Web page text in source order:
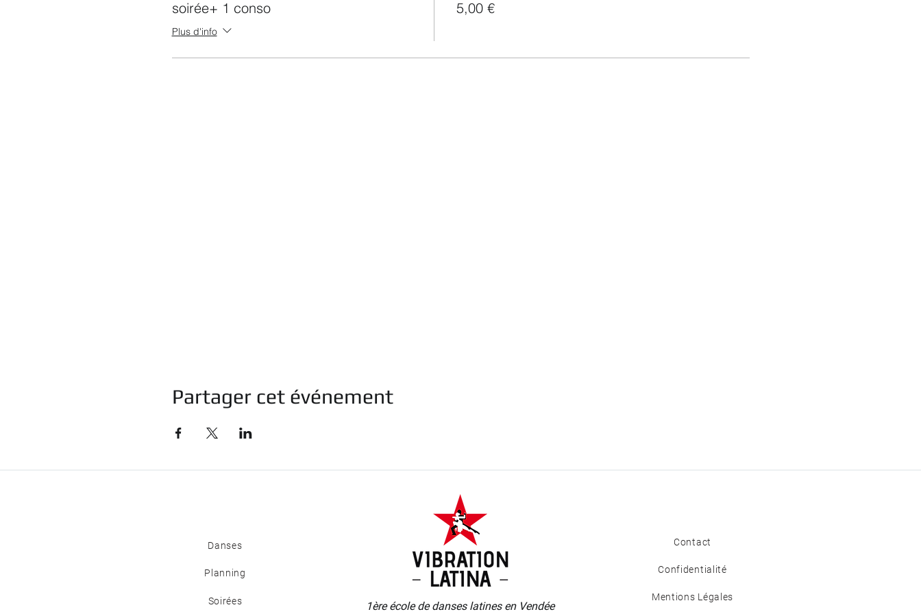
soirée+ 1 conso
Plus d'info
5,00 €
Partager cet événement
Danses
Planning
Soirées 1ère école de danses latines en Vendée
Contact
Confidentialité
Mentions Légales